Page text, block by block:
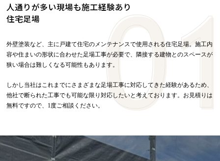
人通りが多い現場も施工経験あり
住宅足場
外壁塗装など、主に戸建て住宅のメンテナンスで使用される住宅足場。施工内
容や住まいの形状に合わせた足場工事が必要で、隣接する建物とのスペースが
狭い場合は難しくなる可能性もあります。
しかし当社はこれまでにさまざまな足場工事に対応してきた経験があるため、
他社で断られた工事でも可能な限り対応したいと考えております。お見積りは
無料ですので、1度ご相談ください。